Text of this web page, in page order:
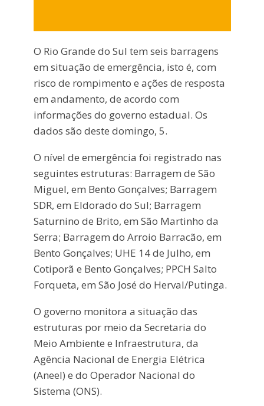
O Rio Grande do Sul tem seis barragens
em situação de emergência, isto é, com
risco de rompimento e ações de resposta
em andamento, de acordo com
informações do governo estadual. Os
dados são deste domingo, 5.
O nível de emergência foi registrado nas
seguintes estruturas: Barragem de São
Miguel, em Bento Gonçalves; Barragem
SDR, em Eldorado do Sul; Barragem
Saturnino de Brito, em São Martinho da
Serra; Barragem do Arroio Barracão, em
Bento Gonçalves; UHE 14 de Julho, em
Cotiporã e Bento Gonçalves; PPCH Salto
Forqueta, em São José do Herval/Putinga.
O governo monitora a situação das
estruturas por meio da Secretaria do
Meio Ambiente e Infraestrutura, da
Agência Nacional de Energia Elétrica
(Aneel) e do Operador Nacional do
Sistema (ONS).